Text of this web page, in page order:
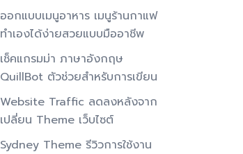
ออกแบบเมนูอาหาร เมนูร้านกาแฟ
ทำเองได้ง่ายสวยแบบมืออาชีพ
เช็คแกรมม่า ภาษาอังกฤษ
QuillBot ตัวช่วยสำหรับการเขียน
Website Traffic ลดลงหลังจาก
เปลี่ยน Theme เว็บไซต์
Sydney Theme รีวิวการใช้งาน